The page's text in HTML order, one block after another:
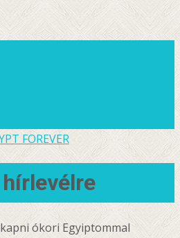
ókori Egyiptommal